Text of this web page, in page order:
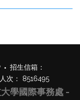
招生信箱：
次： 8516495
學國際事務處 -